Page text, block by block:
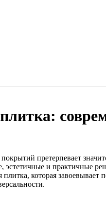
претерпевает
эстетичные и практичные
которая завоевывает